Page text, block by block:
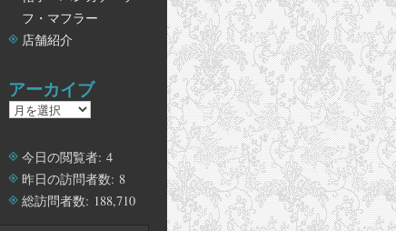
フ・マフラー
店舗紹介
アーカイブ
ア
カ
イ
ブ
今日の閲覧者: 4
昨日の訪問者数: 8
総訪問者数: 188,710